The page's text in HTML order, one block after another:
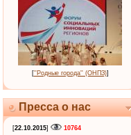
[''Родные города'' (ОНПЗ)]
Пресса о нас
[22.10.2015]
10764